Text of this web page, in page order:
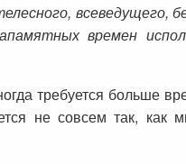
всеведущего,
времен
требуется больше
не совсем так, как